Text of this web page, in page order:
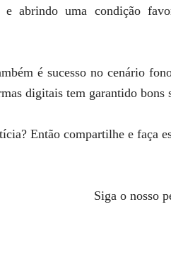
e abrindo uma condição
é sucesso no cenário
digitais tem garantido bons
Então compartilhe e faça
Siga o nosso